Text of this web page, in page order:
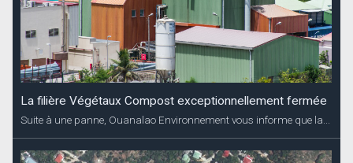
La filière Végétaux Compost exceptionnellement fermée
Suite à une panne, Ouanalao Environnement vous informe que la...